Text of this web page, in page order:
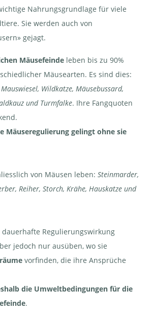
Nahrungsgrundlage für viele
Sie werden auch von
gejagt.
Mäusefeinde leben bis zu 90%
Mäusearten. Es sind dies:
Wildkatze, Mäusebussard,
und Turmfalke. Ihre Fangquoten
Mäuseregulierung gelingt ohne sie
von Mäusen leben: Steinmarder,
Reiher, Storch, Krähe, Hauskatze und
Regulierungswirkung
jedoch nur ausüben, wo sie
vorfinden, die ihre Ansprüche
die Umweltbedingungen für die
.